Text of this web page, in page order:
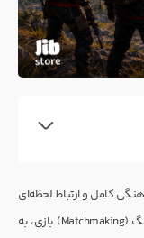
کامل و ارتباط لحظه‌ای
بین اعضای اسکواد بستگی دارد. اما سیستم مچ‌میکینگ (Matchmaking) بازی، به